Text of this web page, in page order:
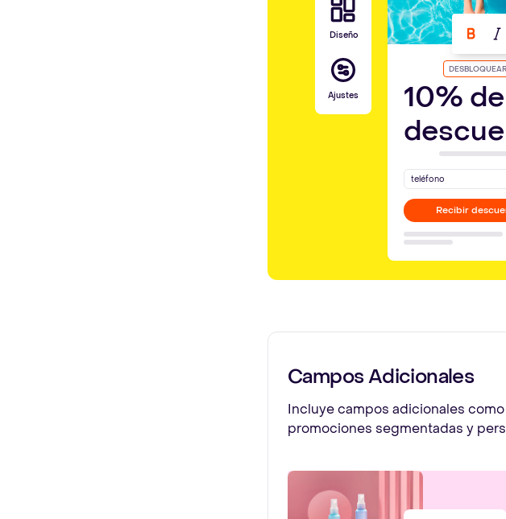
Diseño
Ajustes
DESBLOQUEAR
10% de
teléfono
Recibir
Campos Adicionales
Incluye campos adicionales
promociones segmentadas y